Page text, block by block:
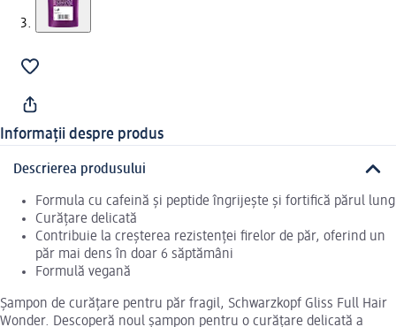
Informații despre produs
Descrierea produsului
Formula cu cafeină și peptide îngrijește și fortifică părul lung
Curățare delicată
Contribuie la creșterea rezistenței firelor de păr, oferind un
păr mai dens în doar 6 săptămâni
Formulă vegană
Șampon de curățare pentru păr fragil, Schwarzkopf Gliss Full Hair
Wonder. Descoperă noul șampon pentru o curățare delicată a